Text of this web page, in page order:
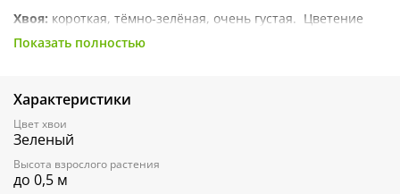
Хвоя: короткая, тёмно-зелёная, очень густая. Цветение
неярко выраженное: у мужских шишек жёлто-оранжевые
пыльники, а женские шишки крупнее и имеют зелёный
Высота:20-30 см и ширины 30-40 см.
Темп роста в диаметре:
год.
Морозостойкость:-34°C.
Показать полностью
Характеристики
Цвет хвои
Зеленый
Высота взрослого растения
до 0,5 м